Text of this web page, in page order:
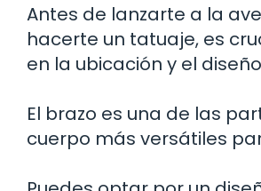
Antes de lanzarte a la
hacerte un tatuaje, es
en la ubicación y el
El brazo es una de las
cuerpo más versátiles